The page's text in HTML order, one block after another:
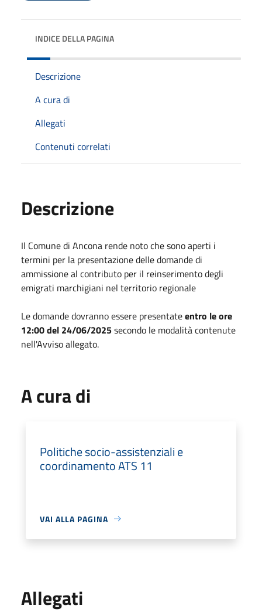
INDICE DELLA PAGINA
Descrizione
A cura di
Allegati
Contenuti correlati
Descrizione
Il Comune di Ancona rende noto che sono aperti i
termini per la presentazione delle domande di
ammissione al contributo per il reinserimento degli
emigrati marchigiani nel territorio regionale
Le domande dovranno essere presentateentro le ore
12:00 del 24/06/2025secondo le modalità contenute
nell'Avviso allegato.
A cura di
Politiche socio-assistenziali e
coordinamento ATS 11
VAI ALLA PAGINA
Allegati